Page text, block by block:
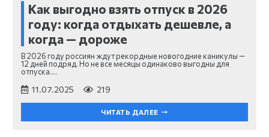
Как выгодно взять отпуск в 2026
году: когда отдыхать дешевле, а
когда — дороже
В 2026 году россиян ждут рекордные новогодние каникулы —
12 дней подряд. Но не все месяцы одинаково выгодны для
отпуска.…
11.07.2025 219
ЧИТАТЬ ДАЛЕЕ